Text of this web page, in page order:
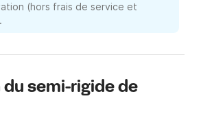
(hors frais de service et
semi-rigide de